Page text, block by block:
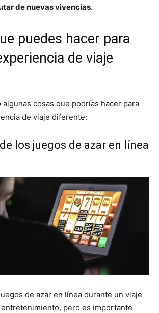
de nuevas vivencias.
puedes hacer para
de viaje
cosas que podrías hacer para
de viaje diferente:
los juegos de azar en línea
de azar en línea durante un viaje
pero es importante